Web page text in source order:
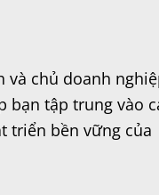
và chủ doanh
bạn tập trung vào
triển bền vững của